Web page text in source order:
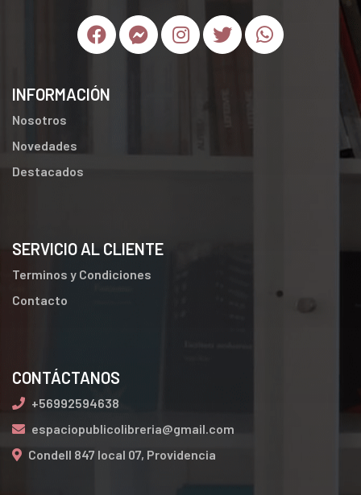
INFORMACIÓN
Nosotros
Novedades
Destacados
SERVICIO AL CLIENTE
Terminos y Condiciones
Contacto
CONTÁCTANOS
+56992594638
espaciopublicolibreria@gmail.com
Condell 847 local 07, Providencia